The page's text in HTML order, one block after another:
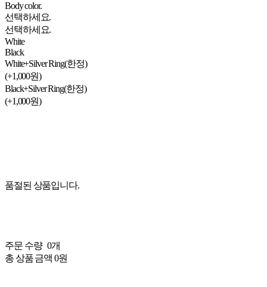
Body color.
선택하세요.
선택하세요.
White
Black
White+Silver Ring(한정)
(+1,000원)
Black+Silver Ring(한정)
(+1,000원)
품절된 상품입니다.
주문 수량 0개
총 상품 금액 0원